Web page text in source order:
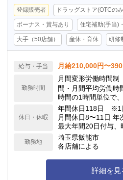
登録販売者 ドラッグストア(OTCの
ボーナス・賞与あり 住宅補助(手当)
大手（50店舗） 産休・育休 研修
給与・手当 月給210,000円〜
勤務時間
月間変形労働時間
間・月間平均労働
時間の1時間単位で
て勤務時間を設定し
休日・休暇
年間休日118日 ※1
月間休日8〜11日 年
最大年間20日付与、
暇、子の看護休暇、
勤務地
埼玉県飯能市
各店舗による
詳細を見